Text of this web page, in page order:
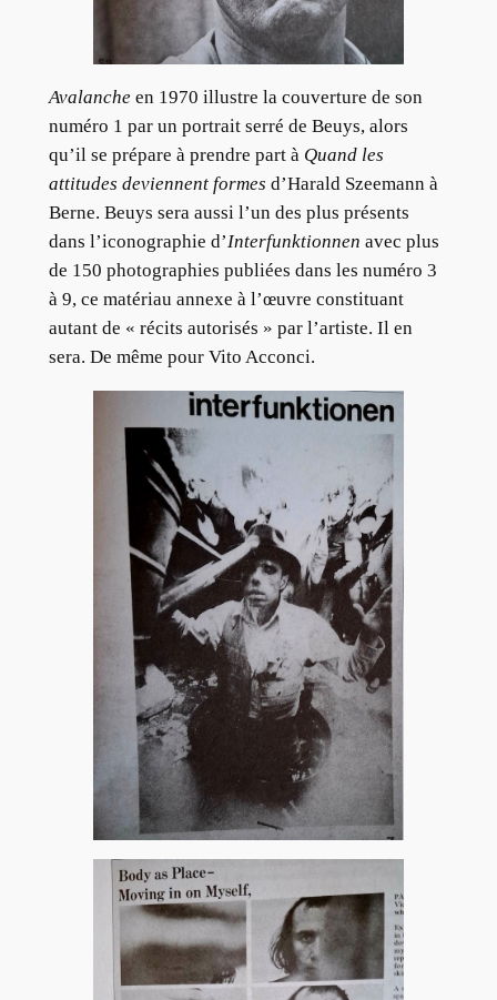
Avalancheen 1970 illustre la couverture de son
numéro 1 par un portrait serré de Beuys, alors
qu’il se prépare à prendre part à Quand les
attitudes deviennent formes d’Harald Szeemann à
Berne. Beuys sera aussi l’un des plus présents
dans l’iconographie d’Interfunktionnen avec plus
de 150 photographies publiées dans les numéro 3
à 9, ce matériau annexe à l’œuvre constituant
autant de « récits autorisés » par l’artiste. Il en
sera. De même pour Vito Acconci.